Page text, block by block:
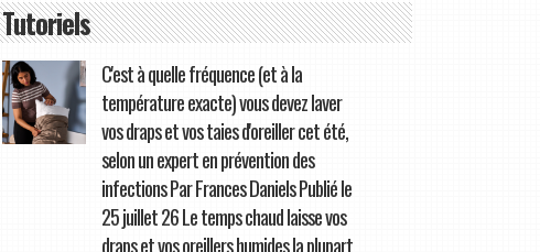
Tutoriels
C'est à quelle fréquence (et à la
température exacte) vous devez laver
vos draps et vos taies d'oreiller cet été,
selon un expert en prévention des
infections Par Frances Daniels Publié le
25 juillet 26 Le temps chaud laisse vos
draps et vos oreillers humides la plupart